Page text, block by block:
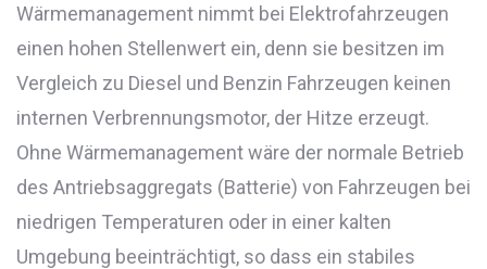
Wärmemanagement nimmt bei Elektrofahrzeugen
einen hohen Stellenwert ein, denn sie besitzen im
Vergleich zu Diesel und Benzin Fahrzeugen keinen
internen Verbrennungsmotor, der Hitze erzeugt.
Ohne Wärmemanagement wäre der normale Betrieb
des Antriebsaggregats (Batterie) von Fahrzeugen bei
niedrigen Temperaturen oder in einer kalten
Umgebung beeinträchtigt, so dass ein stabiles